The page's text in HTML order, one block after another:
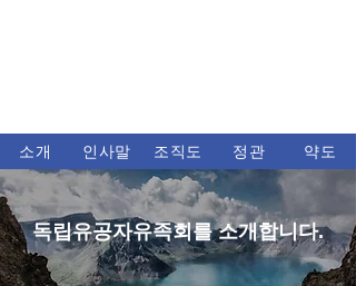
소개 인사말 조직도 정관 약도
독립유공자유족회를 소개합니다.